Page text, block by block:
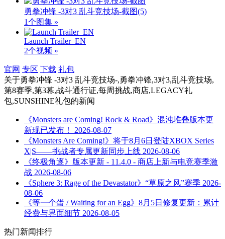
勇拳冲锋 -3对3 乱斗竞技场-截图(5)
1个图集 »
Launch Trailer_EN
2个视频 »
官网 专区 下载 礼包
关于勇拳冲锋 -3对3 乱斗竞技场-,勇拳冲锋,3对3,乱斗竞技场,
第8赛季,第3幕,战斗通行证,每周挑战,商店,LEGACY礼
包,SUNSHINE礼包的新闻
《Monsters are Coming! Rock & Road》混沌堆叠版本更
新现已发布！
2026-08-07
《Monsters Are Coming!》将于8月6日登陆XBOX Series
X|S——挑战者专属更新同步上线 2026-08-06
《终极角逐》版本更新 - 11.4.0 - 商店上新与电竞赛季激
战 2026-08-06
《Sphere 3: Rage of the Devastator》“草原之风”赛季 2026-
08-06
《等一个蛋 / Waiting for an Egg》8月5日修复更新：累计
经费与界面细节 2026-08-05
热门新闻排行